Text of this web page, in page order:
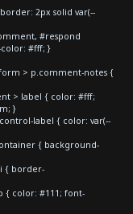
2px solid var(--
#respond
#fff; }
> p.comment-notes {
> label { color: #fff;
}
label { color: var(--
{ background-
{ border-
{ color: #111; font-